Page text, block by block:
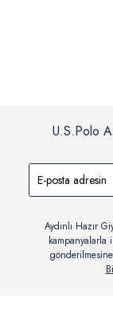
U.S.Polo
Aydınlı Hazır
kampanyalarla